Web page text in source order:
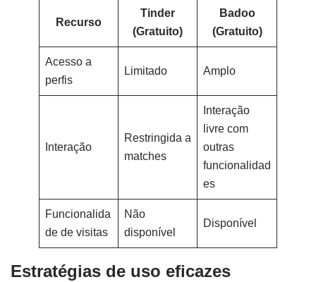
Recurso
Tinder
(Gratuito)
Badoo
(Gratuito)
Acesso a
perfis
Limitado Amplo
Interação
Restringida a
matches
Interação
livre com
outras
funcionalidad
es
Funcionalida
de de visitas
Não
disponível
Disponível
Estratégias de uso eficazes